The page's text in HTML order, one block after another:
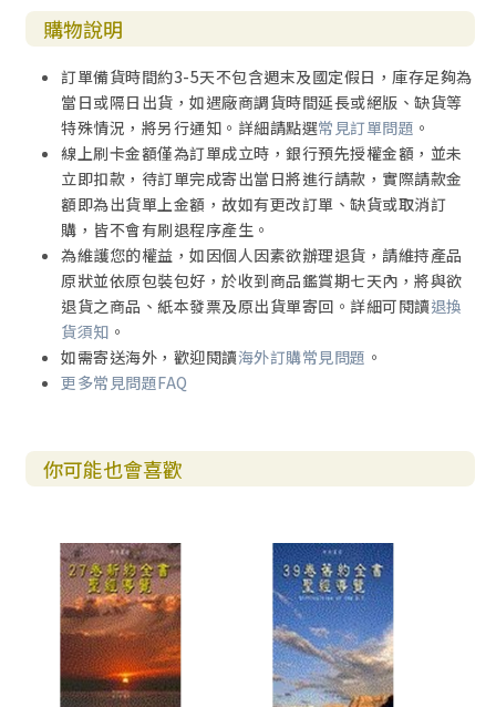
購物說明
訂單備貨時間約3-5天不包含週末及國定假日，庫存足夠為
當日或隔日出貨，如遇廠商調貨時間延長或絕版、缺貨等
特殊情況，將另行通知。詳細請點選常見訂單問題 。
線上刷卡金額僅為訂單成立時，銀行預先授權金額，並未
立即扣款，待訂單完成寄出當日將進行請款，實際請款金
額即為出貨單上金額，故如有更改訂單、缺貨或取消訂
購，皆不會有刷退程序產生。
為維護您的權益，如因個人因素欲辦理退貨，請維持產品
原狀並依原包裝包好，於收到商品鑑賞期七天內，將與欲
退貨之商品、紙本發票及原出貨單寄回。詳細可閱讀退換
貨須知 。
如需寄送海外，歡迎閱讀海外訂購常見問題 。
更多常見問題FAQ
你可能也會喜歡